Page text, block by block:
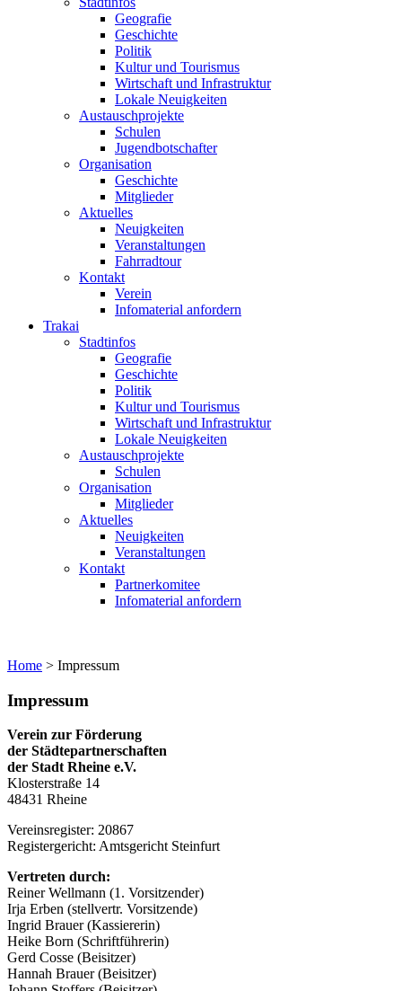
Geografie
Geschichte
Politik
Kultur und Tourismus
Wirtschaft und Infrastruktur
Lokale Neuigkeiten
Austauschprojekte
Schulen
Jugendbotschafter
Organisation
Geschichte
Mitglieder
Aktuelles
Neuigkeiten
Veranstaltungen
Fahrradtour
Kontakt
Verein
Infomaterial anfordern
Trakai
Stadtinfos
Geografie
Geschichte
Politik
Kultur und Tourismus
Wirtschaft und Infrastruktur
Lokale Neuigkeiten
Austauschprojekte
Schulen
Organisation
Mitglieder
Aktuelles
Neuigkeiten
Veranstaltungen
Kontakt
Partnerkomitee
Infomaterial anfordern
Home > Impressum
Impressum
Verein zur Förderung
der Städtepartnerschaften
der Stadt Rheine e.V.
Klosterstraße 14
48431 Rheine
Vereinsregister: 20867
Registergericht: Amtsgericht Steinfurt
Vertreten durch:
Reiner Wellmann (1. Vorsitzender)
Irja Erben (stellvertr. Vorsitzende)
Ingrid Brauer (Kassiererin)
Heike Born (Schriftführerin)
Gerd Cosse (Beisitzer)
Hannah Brauer (Beisitzer)